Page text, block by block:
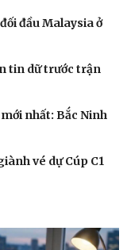
đầu Malaysia ở
tin dữ trước trận
nhất: Bắc Ninh
vé dự Cúp C1